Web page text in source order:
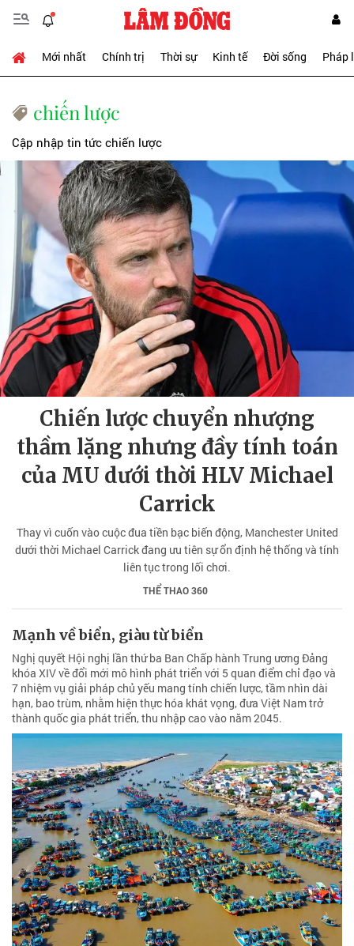
Mới nhất Chính trị Thời sự Kinh tế Đời sống Pháp
chiến lược
Cập nhập tin tức chiến lược
Chiến lược chuyển nhượng
thầm lặng nhưng đầy tính toán
của MU dưới thời HLV Michael
Carrick
Thay vì cuốn vào cuộc đua tiền bạc biến động, Manchester United
dưới thời Michael Carrick đang ưu tiên sự ổn định hệ thống và tính
liên tục trong lối chơi.
THỂ THAO 360
Mạnh về biển, giàu từ biển
Nghị quyết Hội nghị lần thứ ba Ban Chấp hành Trung ương Đảng
khóa XIV về đổi mới mô hình phát triển với 5 quan điểm chỉ đạo và
7 nhiệm vụ giải pháp chủ yếu mang tính chiến lược, tầm nhìn dài
hạn, bao trùm, nhằm hiện thực hóa khát vọng, đưa Việt Nam trở
thành quốc gia phát triển, thu nhập cao vào năm 2045.